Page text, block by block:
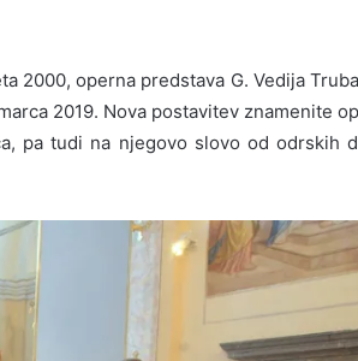
2000, operna predstava G. Vedija
2019. Nova postavitev znamenite
pa tudi na njegovo slovo od odrskih